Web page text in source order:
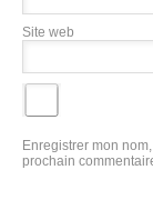
Site web
Enregistrer mon
prochain